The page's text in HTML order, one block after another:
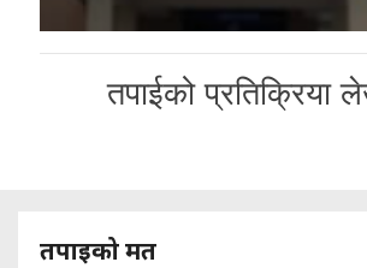
तपाईको प्रतिक्रिया
तपाइको मत